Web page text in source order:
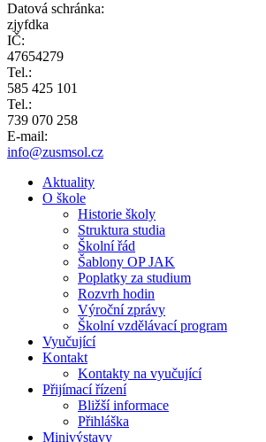
Datová schránka:
zjyfdka
IČ:
47654279
Tel.:
585 425 101
Tel.:
739 070 258
E-mail:
info@zusmsol.cz
Aktuality
O škole
Historie školy
Struktura studia
Školní řád
Šablony OP JAK
Poplatky za studium
Rozvrh hodin
Výroční zprávy
Školní vzdělávací program
Vyučující
Kontakt
Kontakty na vyučující
Přijímací řízení
Bližší informace
Přihláška
Minivýstavy